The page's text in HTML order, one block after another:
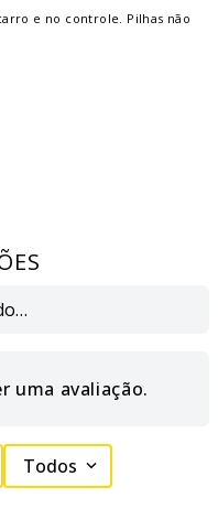
e no controle. Pilhas não
uma avaliação.
Todos